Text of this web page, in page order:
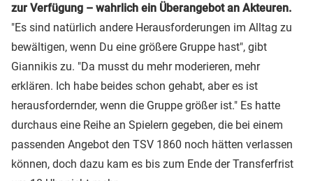
zur Verfügung – wahrlich ein Überangebot an Akteuren.
"Es sind natürlich andere Herausforderungen im Alltag zu
bewältigen, wenn Du eine größere Gruppe hast", gibt
Giannikis zu. "Da musst du mehr moderieren, mehr
erklären. Ich habe beides schon gehabt, aber es ist
herausfordernder, wenn die Gruppe größer ist." Es hatte
durchaus eine Reihe an Spielern gegeben, die bei einem
passenden Angebot den TSV 1860 noch hätten verlassen
können, doch dazu kam es bis zum Ende der Transferfrist